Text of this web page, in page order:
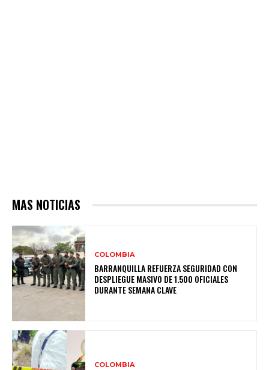
MAS NOTICIAS
COLOMBIA
BARRANQUILLA REFUERZA SEGURIDAD CON
DESPLIEGUE MASIVO DE 1.500 OFICIALES
DURANTE SEMANA CLAVE
COLOMBIA